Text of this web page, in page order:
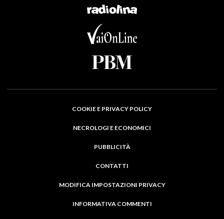
COOKIE E PRIVACY POLICY
NECROLOGI E ECONOMICI
PUBBLICITÀ
CONTATTI
MODIFICA IMPOSTAZIONI PRIVACY
INFORMATIVA COMMENTI